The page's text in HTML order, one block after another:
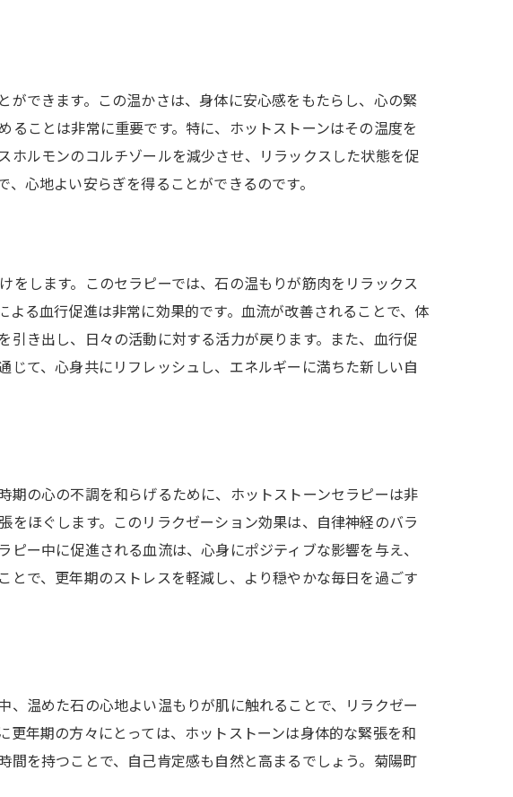
できます。この温かさは、身体に安心感をもたらし、心の緊
ことは非常に重要です。特に、ホットストーンはその温度を
ルモンのコルチゾールを減少させ、リラックスした状態を促
心地よい安らぎを得ることができるのです。
します。このセラピーでは、石の温もりが筋肉をリラックス
る血行促進は非常に効果的です。血流が改善されることで、体
き出し、日々の活動に対する活力が戻ります。また、血行促
て、心身共にリフレッシュし、エネルギーに満ちた新しい自
の心の不調を和らげるために、ホットストーンセラピーは非
ほぐします。このリラクゼーション効果は、自律神経のバラ
ー中に促進される血流は、心身にポジティブな影響を与え、
で、更年期のストレスを軽減し、より穏やかな毎日を過ごす
温めた石の心地よい温もりが肌に触れることで、リラクゼー
年期の方々にとっては、ホットストーンは身体的な緊張を和
を持つことで、自己肯定感も自然と高まるでしょう。菊陽町